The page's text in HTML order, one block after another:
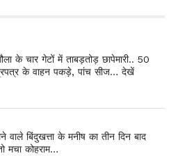
के चार गेटों में ताबड़तोड़ छापेमारी.. 50
के वाहन पकड़े, पांच सीज… देखें
वाले बिंदुखत्ता के मनीष का तीन दिन बाद
मचा कोहराम…